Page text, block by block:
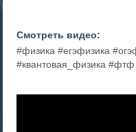
Смотреть видео:
#физика #егэфизика
#квантовая_физика